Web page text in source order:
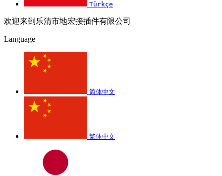
Türkçe
欢迎来到乐清市地宏接插件有限公司
Language
简体中文
繁体中文